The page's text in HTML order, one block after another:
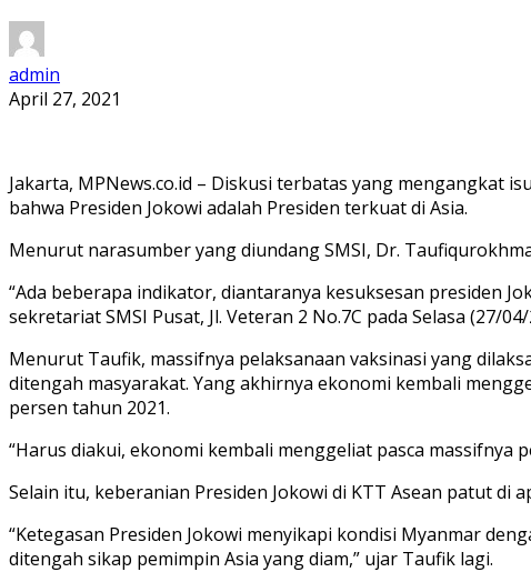
admin
April 27, 2021
Jakarta, MPNews.co.id – Diskusi terbatas yang mengangkat
bahwa Presiden Jokowi adalah Presiden terkuat di Asia.
Menurut narasumber yang diundang SMSI, Dr.
“Ada beberapa indikator, diantaranya kesuksesan presiden
sekretariat SMSI Pusat, Jl. Veteran 2 No.7C pada Selasa (27/04/
Menurut Taufik, massifnya pelaksanaan vaksinasi yang
ditengah masyarakat. Yang akhirnya ekonomi kembali
persen tahun 2021.
“Harus diakui, ekonomi kembali menggeliat pasca massifnya
Selain itu, keberanian Presiden Jokowi di KTT Asean patut di
“Ketegasan Presiden Jokowi menyikapi kondisi Myanmar
ditengah sikap pemimpin Asia yang diam,” ujar Taufik lagi.